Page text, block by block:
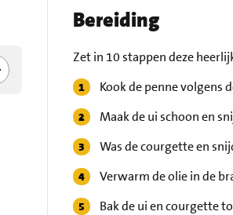
Bereiding
Zet in 10 stappen deze
Kook de penne volgens
Maak de ui schoon en
Was de courgette en
Verwarm de olie in de
Bak de ui en courgette